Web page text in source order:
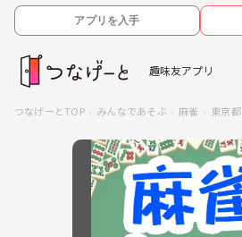
アプリを入手
趣味友アプリ
つなげーとTOP みんなであそぶ 麻雀 東京都